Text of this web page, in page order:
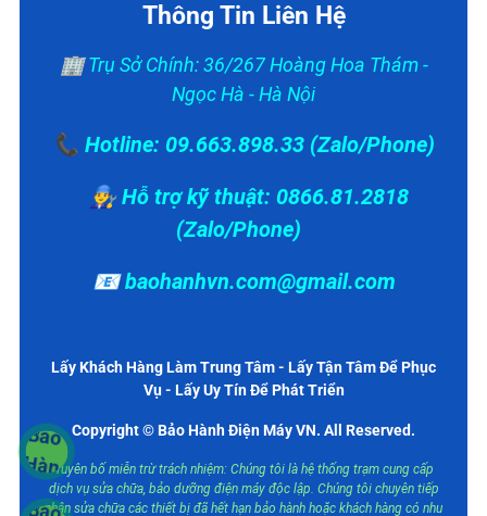
Thông Tin Liên Hệ
🏢 Trụ Sở Chính: 36/267 Hoàng Hoa Thám -
Ngọc Hà - Hà Nội
📞 Hotline: 09.663.898.33 (Zalo/Phone)
👨‍🔧 Hỗ trợ kỹ thuật: 0866.81.2818
(Zalo/Phone)
📧 baohanhvn.com@gmail.com
Lấy Khách Hàng Làm Trung Tâm - Lấy Tận Tâm Để Phục
Vụ - Lấy Uy Tín Để Phát Triển
Copyright © Bảo Hành Điện Máy VN. All Reserved.
Tuyên bố miễn trừ trách nhiệm: Chúng tôi là hệ thống trạm cung cấp
dịch vụ sửa chữa, bảo dưỡng điện máy độc lập. Chúng tôi chuyên tiếp
nhận sửa chữa các thiết bị đã hết hạn bảo hành hoặc khách hàng có nhu